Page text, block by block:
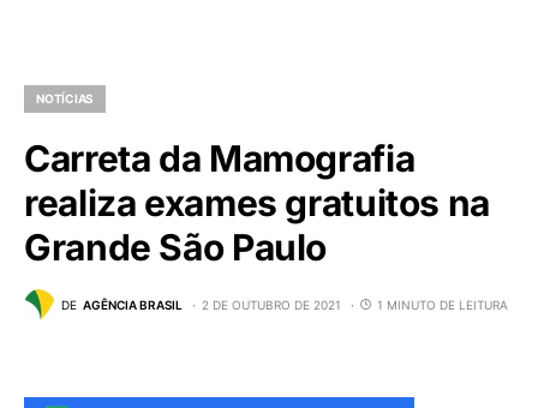
NOTÍCIAS
Carreta da Mamografia
realiza exames gratuitos na
Grande São Paulo
DE AGÊNCIA BRASIL 2 DE OUTUBRO DE 2021 1 MINUTO DE LEITURA